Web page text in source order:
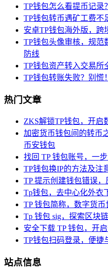
TP钱包怎么看提币记录
TP钱包转币遇矿工费不
安卓TP钱包海外版，跨
TP钱包头像审核，规范
防线
TP钱包资产转入交易所
TP钱包转账失败？别慌
热门文章
ZKS解锁TP钱包，开启
加密货币钱包间的转币
币安钱包
找回 TP 钱包账号，一
TP钱包换IP的方法及注
TP 提示创建钱包错误
Tp钱包，去中心化外衣
TP 钱包简称，数字货
Tp 钱包 sig，探索区块
安全下载 TP 钱包，开
TP钱包扫码登录，便捷
站点信息